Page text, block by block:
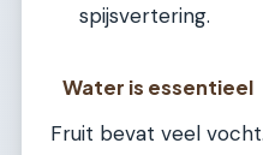
spijsvertering.
Water is essentieel
Fruit bevat veel